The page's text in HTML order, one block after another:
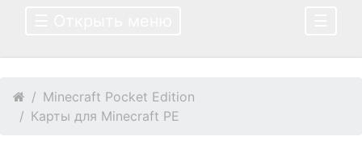
Minecraft Pocket Edition
Карты для Minecraft PE